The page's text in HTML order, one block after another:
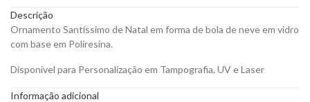
de
Neve
para
Personalizar
Descrição
Ornamento Santíssimo de Natal em forma de bola de neve em vidro
com base em Poliresina.
Disponível para Personalização em Tampografia, UV e Laser
Informação adicional